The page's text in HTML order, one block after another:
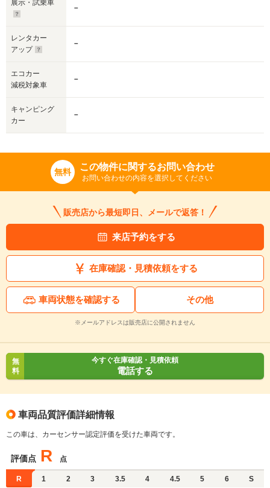
展示・試乗車
－
レンタカー
アップ
－
エコカー
減税対象車
－
キャンピング
カー
－
無料 この物件に関するお問い合わせ
お問い合わせの内容を選択してください
販売店から最短即日、メールで返答！
来店予約をする
在庫確認・見積依頼をする
車両状態を確認する その他
※メールアドレスは販売店に公開されません
無
料
今すぐ在庫確認・見積依頼
電話する
車両品質評価詳細情報
この車は、カーセンサー認定評価を受けた車両です。
評価点 R 点
R 1 2 3 3.5 4 4.5 5 6 S